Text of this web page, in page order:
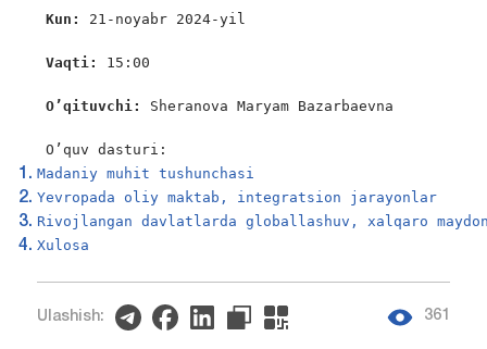
Kun: 21-noyabr 2024-yil
Vaqti: 15:00
O’qituvchi: Sheranova Maryam Bazarbaevna
O’quv dasturi:
Madaniy muhit tushunchasi
Yevropada oliy maktab, integratsion jarayonlar
Rivojlangan davlatlarda globallashuv, xalqaro
Xulosa
Ulashish: 361